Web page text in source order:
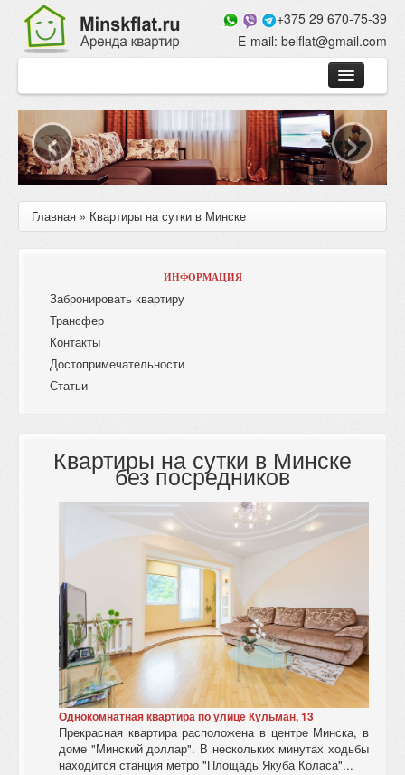
Jump to navigation +375 29 670-75-39
E-mail: belflat@gmail.com
Двухкомнатные
Трехкомнатные
‹ ›
Вы здесь
Главная » Квартиры на сутки в Минске
ИНФОРМАЦИЯ
Забронировать квартиру
Трансфер
Контакты
Достопримечательности
Статьи
Квартиры на сутки в Минске
без посредников
Однокомнатная квартира по улице Кульман, 13
Прекрасная квартира расположена в центре Минска, в
доме "Минский доллар". В нескольких минутах ходьбы
находится станция метро "Площадь Якуба Коласа"...